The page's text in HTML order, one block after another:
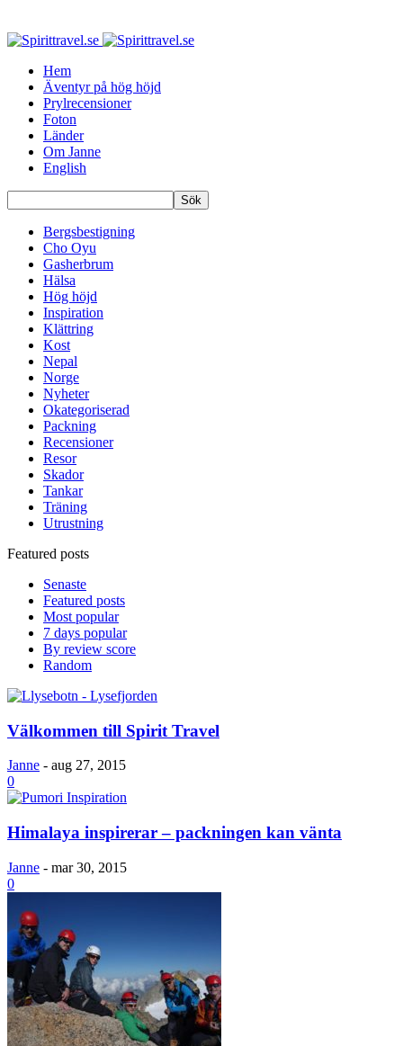
Hem
Äventyr på hög höjd
Prylrecensioner
Foton
Länder
Om Janne
English
Bergsbestigning
Cho Oyu
Gasherbrum
Hälsa
Hög höjd
Inspiration
Klättring
Kost
Nepal
Norge
Nyheter
Okategoriserad
Packning
Recensioner
Resor
Skador
Tankar
Träning
Utrustning
Featured posts
Senaste
Featured posts
Most popular
7 days popular
By review score
Random
Välkommen till Spirit Travel
Janne - aug 27, 2015
0
Himalaya inspirerar – packningen kan vänta
Janne - mar 30, 2015
0